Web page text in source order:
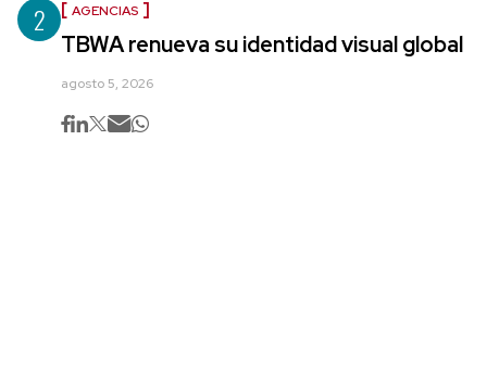
2 AGENCIAS
TBWA renueva su identidad visual global
agosto 5, 2026